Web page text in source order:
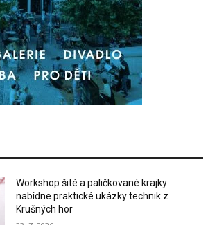
Workshop šité a paličkované krajky
nabídne praktické ukázky technik z
Krušných hor